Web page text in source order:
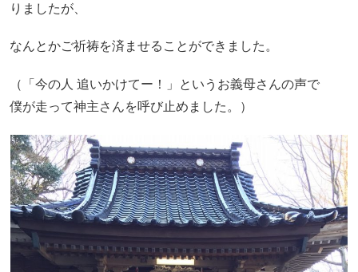
りましたが、
なんとかご祈祷を済ませることができました。
（「今の人 追いかけてー！」というお義母さんの声で
僕が走って神主さんを呼び止めました。）